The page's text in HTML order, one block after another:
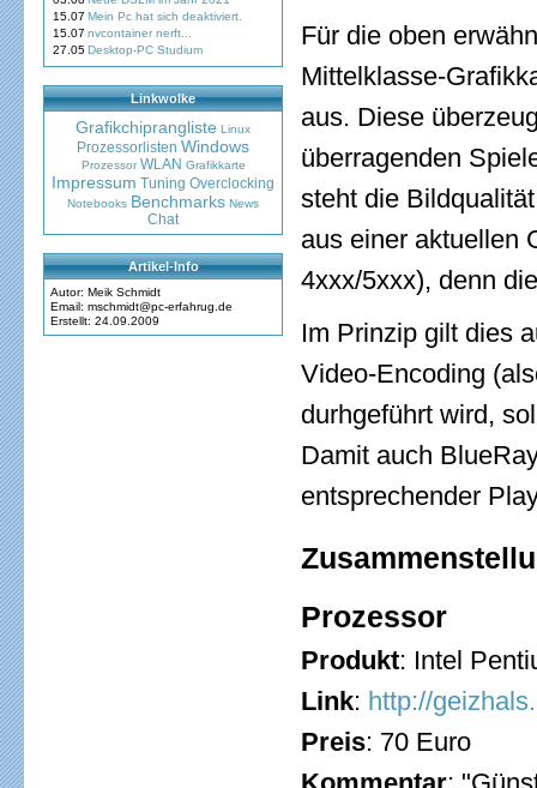
15.07 Mein Pc hat sich deaktiviert.
15.07 nvcontainer nerft...
27.05Desktop-PC Studium
Linkwolke
Grafikchiprangliste Linux
Prozessorlisten Windows
Prozessor WLAN Grafikkarte
Impressum Tuning Overclocking
Notebooks Benchmarks News
Chat
Artikel-Info
Autor: Meik Schmidt
Email: mschmidt@pc-erfahrug.de
Erstellt: 24.09.2009
Für die oben
Mittelklasse-
aus. Diese
überragenden
steht die
aus einer aktuellen
4xxx/5xxx), denn
Im Prinzip gilt dies
Video-Encoding
durhgeführt wird,
Damit auch
entsprechender
Prozessor
Produkt: Intel
Link: http://
Preis: 70 Euro